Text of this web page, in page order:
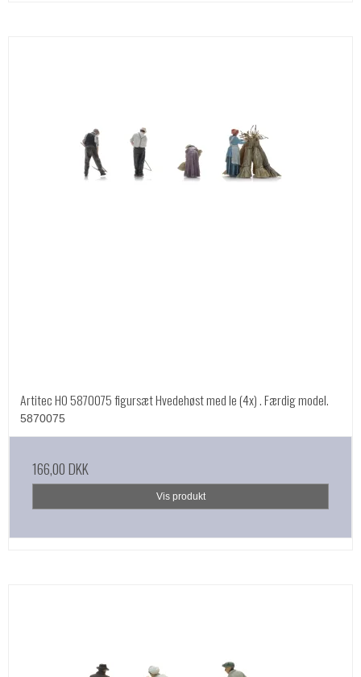
Artitec HO 5870075 figursæt Hvedehøst med le (4x) . Færdig model.
5870075
166,00 DKK
Vis produkt